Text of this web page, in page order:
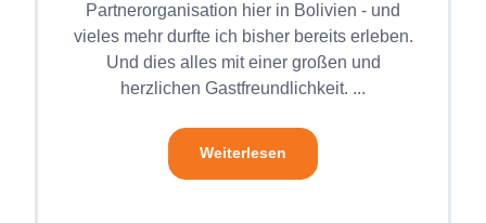
Partnerorganisation hier in Bolivien - und
vieles mehr durfte ich bisher bereits erleben.
Und dies alles mit einer großen und
herzlichen Gastfreundlichkeit. ...
Weiterlesen